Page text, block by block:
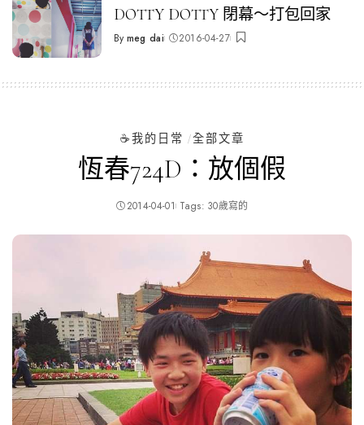
DOTTY DOTTY 閉幕～打包回家
Posted
By meg dai 2016-04-27
☕️我的日常 全部文章
恆春724D：放個假
2014-04-01 Tags: 30歲寫的